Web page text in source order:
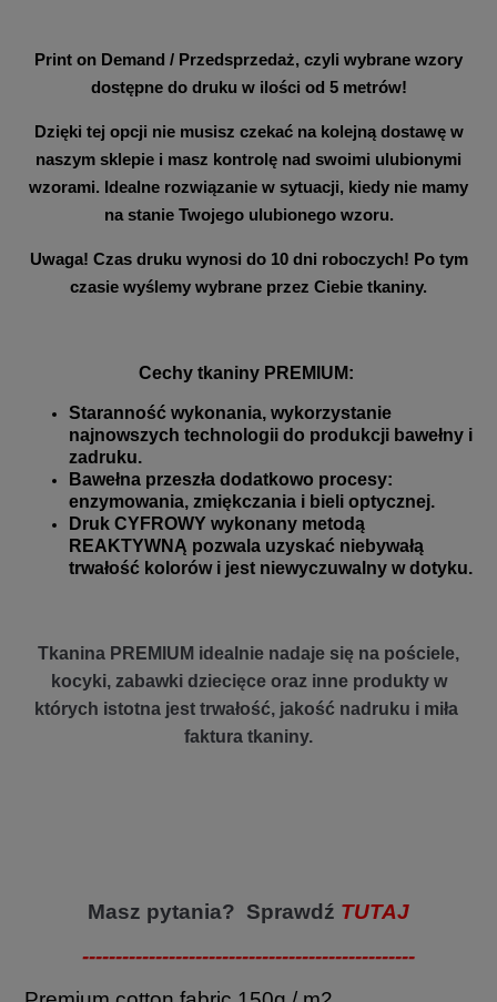
Print on Demand / Przedsprzedaż, czyli wybrane wzory
dostępne do druku w ilości od 5 metrów!
Dzięki tej opcji nie musisz czekać na kolejną dostawę w
naszym sklepie i masz kontrolę nad swoimi ulubionymi
wzorami. Idealne rozwiązanie w sytuacji, kiedy nie mamy
na stanie Twojego ulubionego wzoru.
Uwaga! Czas druku wynosi do 10 dni roboczych! Po tym
czasie wyślemy wybrane przez Ciebie tkaniny.
Cechy tkaniny PREMIUM:
Staranność wykonania, wykorzystanie
najnowszych technologii do produkcji bawełny i
zadruku.
Bawełna przeszła dodatkowo procesy:
enzymowania, zmiękczania i bieli optycznej.
Druk CYFROWY wykonany metodą
REAKTYWNĄ pozwala uzyskać niebywałą
trwałość kolorów i jest niewyczuwalny w dotyku.
Tkanina PREMIUM idealnie nadaje się na pościele,
kocyki, zabawki dziecięce oraz inne produkty w
których istotna jest trwałość, jakość nadruku i miła
faktura tkaniny.
Masz pytania? Sprawdź TUTAJ
--------------------------------------------------